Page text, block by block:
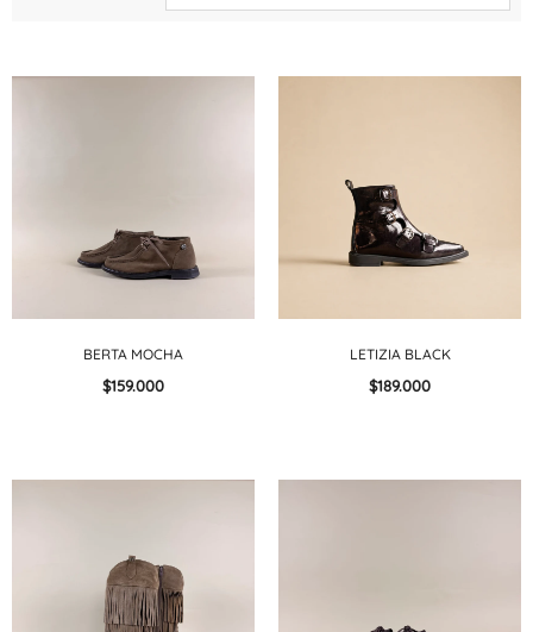
BERTA MOCHA
$159.000
LETIZIA BLACK
$189.000